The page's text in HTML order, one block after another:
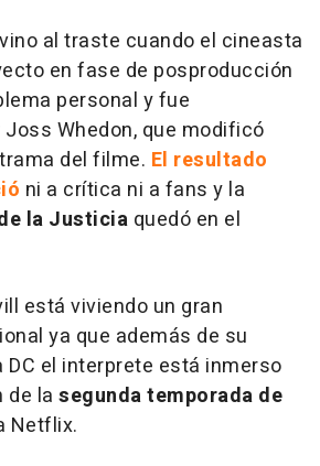
al traste cuando el cineasta
en fase de posproducción
personal y fue
Whedon, que modificó
del filme. El resultado
ni a crítica ni a fans y la
la Justicia quedó en el
está viviendo un gran
ya que además de su
DC el interprete está inmerso
de la segunda temporada de
Netflix.